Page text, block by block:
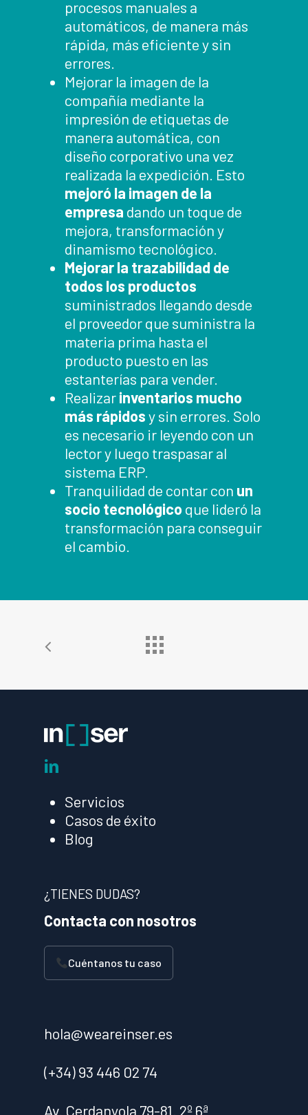
procesos manuales a
automáticos, de manera más
rápida, más eficiente y sin
errores.
Mejorar la imagen de la
compañía mediante la
impresión de etiquetas de
manera automática, con
diseño corporativo una vez
realizada la expedición. Esto
mejoró la imagen de la
empresa dando un toque de
mejora, transformación y
dinamismo tecnológico.
Mejorar la trazabilidad de
todos los productos
suministrados llegando desde
el proveedor que suministra la
materia prima hasta el
producto puesto en las
estanterías para vender.
Realizarinventarios mucho
más rápidosy sin errores. Solo
es necesario ir leyendo con un
lector y luego traspasar al
sistema ERP.
Tranquilidad de contar con un
socio tecnológicoque lideró la
transformación para conseguir
el cambio.
linkedin
Servicios
Casos de éxito
Blog
¿TIENES DUDAS?
Contacta con nosotros
Cuéntanos tu caso
hola@weareinser.es
(+34) 93 446 02 74
Av. Cerdanyola 79-81. 2º 6ª